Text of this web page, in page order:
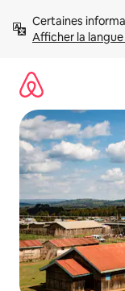
directement
Afficher la